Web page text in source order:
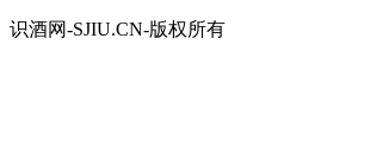
识酒网-SJIU.CN-版权所有